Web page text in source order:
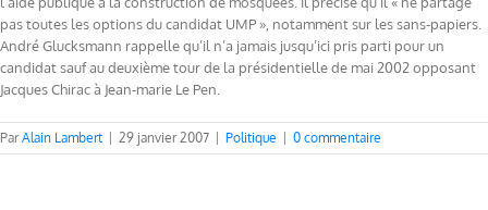
pas toutes les options du candidat UMP », notamment sur les sans-papiers.
André Glucksmann rappelle qu’il n’a jamais jusqu’ici pris parti pour un
candidat sauf au deuxième tour de la présidentielle de mai 2002 opposant
Jacques Chirac à Jean-marie Le Pen.
ParAlain Lambert 29 janvier 2007 Politique 0 commentaire